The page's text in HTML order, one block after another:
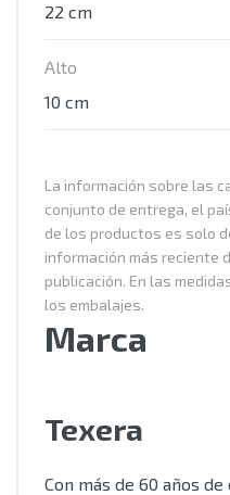
22 cm
Alto
10 cm
La información sobre las
conjunto de entrega, el
de los productos es solo
información más reciente
publicación. En las
los embalajes.
Marca
Texera
Con más de 60 años